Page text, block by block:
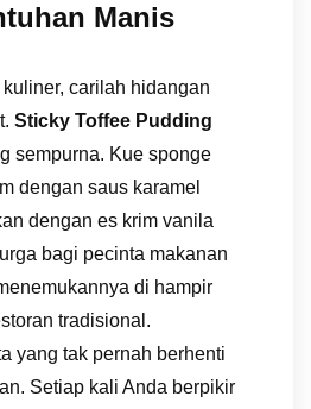
Manis
carilah hidangan
Sticky Toffee Pudding
sempurna. Kue sponge
dengan saus karamel
dengan es krim vanila
bagi pecinta makanan
di hampir
tradisional.
yang tak pernah berhenti
Setiap kali Anda berpikir